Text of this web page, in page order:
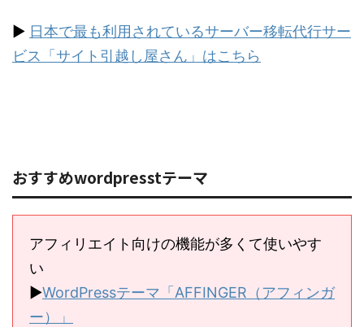
▶︎ 日本で最も利用されているサーバー移転代行サー
ビス「サイト引越し屋さん」はこちら
おすすめwordpresstテーマ
アフィリエイト向けの機能が多くて使いやす
い
▶︎WordPressテーマ「AFFINGER（アフィンガ
ー）」